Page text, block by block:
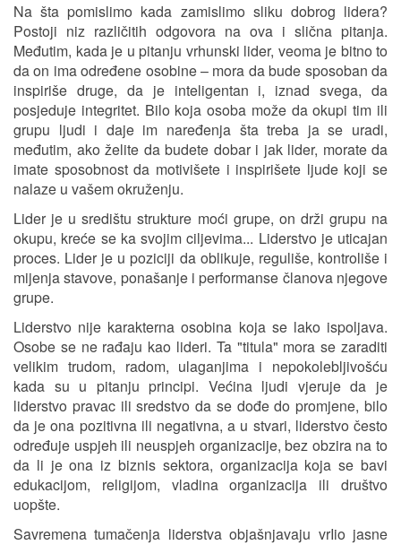
Na šta pomislimo kada zamislimo sliku dobrog lidera?
Postoji niz različitih odgovora na ova i slična pitanja.
Međutim, kada je u pitanju vrhunski lider, veoma je bitno to
da on ima određene osobine – mora da bude sposoban da
inspiriše druge, da je inteligentan i, iznad svega, da
posjeduje integritet. Bilo koja osoba može da okupi tim ili
grupu ljudi i daje im naređenja šta treba ja se uradi,
međutim, ako želite da budete dobar i jak lider, morate da
imate sposobnost da motivišete i inspirišete ljude koji se
nalaze u vašem okruženju.
Lider je u središtu strukture moći grupe, on drži grupu na
okupu, kreće se ka svojim ciljevima... Liderstvo je uticajan
proces. Lider je u poziciji da oblikuje, reguliše, kontroliše i
mijenja stavove, ponašanje i performanse članova njegove
grupe.
Liderstvo nije karakterna osobina koja se lako ispoljava.
Osobe se ne rađaju kao lideri. Ta "titula" mora se zaraditi
velikim trudom, radom, ulaganjima i nepokolebljivošću
kada su u pitanju principi. Većina ljudi vjeruje da je
liderstvo pravac ili sredstvo da se dođe do promjene, bilo
da je ona pozitivna ili negativna, a u stvari, liderstvo često
određuje uspjeh ili neuspjeh organizacije, bez obzira na to
da li je ona iz biznis sektora, organizacija koja se bavi
edukacijom, religijom, vladina organizacija ili društvo
uopšte.
Savremena tumačenja liderstva objašnjavaju vrIio jasne